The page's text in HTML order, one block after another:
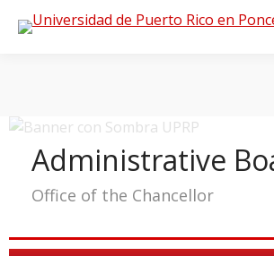
Administrative
Office of the Chancellor